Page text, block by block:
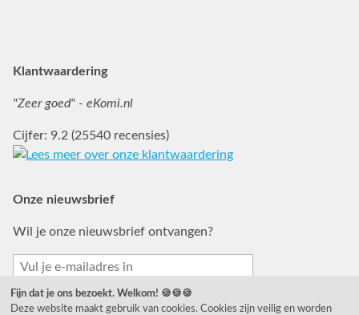
Klantwaardering
"Zeer goed" - eKomi.nl
Cijfer: 9.2 (25540 recensies)
Onze nieuwsbrief
Wil je onze nieuwsbrief ontvangen?
Fijn dat je ons bezoekt. Welkom! 🍪🍪🍪
Deze website maakt gebruik van cookies. Cookies zijn veilig en worden